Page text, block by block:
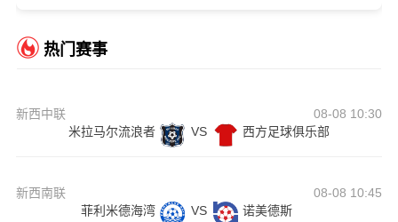
热门赛事
新西中联
08-08 10:30
米拉马尔流浪者
VS 西方足球俱乐部
新西南联
08-08 10:45
菲利米德海湾
VS 诺美德斯